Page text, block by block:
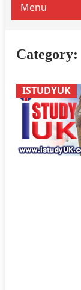
Menu
Category:
ISTUDYUK